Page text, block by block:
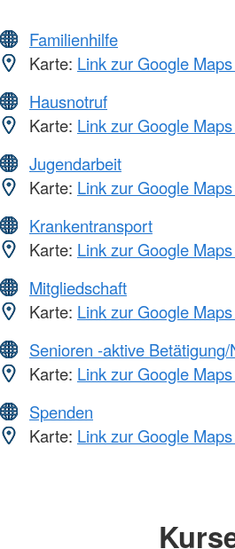
Familienhilfe
Karte: Link zur Google
Hausnotruf
Karte: Link zur Google
Jugendarbeit
Karte: Link zur Google
Krankentransport
Karte: Link zur Google
Mitgliedschaft
Karte: Link zur Google
Senioren -aktive Betätigung/
Karte: Link zur Google
Spenden
Karte: Link zur Google